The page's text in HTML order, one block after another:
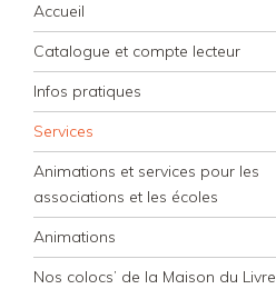
Navigation
Skip to content
Accueil
Catalogue et compte lecteur
Infos pratiques
Services
Animations et services pour les
associations et les écoles
Animations
Nos colocs’ de la Maison du Livre